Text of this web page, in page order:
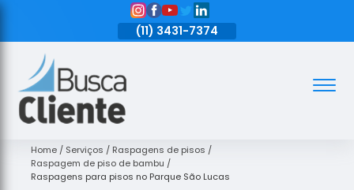
(11) 3431-7374
Assoalhos
de Madeira
Decks de
Home Serviços
Raspagens de pisos
Raspagem de piso de bambu
Raspagens para pisos no Parque São Lucas